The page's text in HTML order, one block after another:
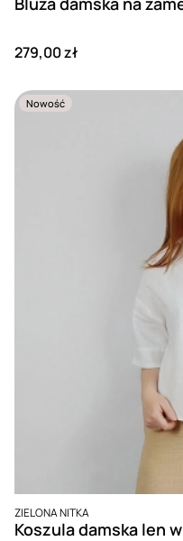
Cena
279,00 zł
Nowość
PRODUCENT
ZIELONA NITKA
Koszula damska len